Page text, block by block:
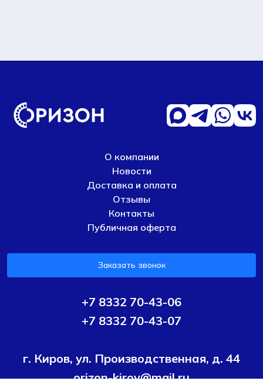
О компании
Новости
Доставка и оплата
Отзывы
Контакты
Публичная оферта
Заказать звонок
+7 8332 70-43-06
+7 8332 70-43-07
г. Киров, ул. Производственная, д. 44
orizon-kirov@mail.ru